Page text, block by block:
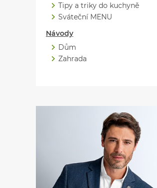
Tipy a triky do kuchyně
Sváteční MENU
Návody
Dům
Zahrada